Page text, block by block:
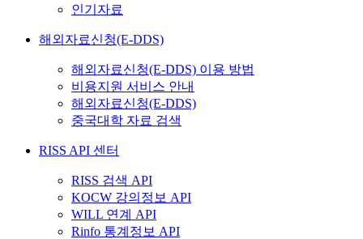
인기자료
해외자료신청(E-DDS)
해외자료신청(E-DDS) 이용 방법
비용지원 서비스 안내
해외자료신청(E-DDS)
중국대학 자료 검색
RISS API 센터
RISS 검색 API
KOCW 강의정보 API
WILL 연계 API
Rinfo 통계정보 API